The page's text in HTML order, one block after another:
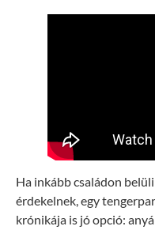
Ha inkább családon
érdekelnek, egy
krónikája is jó opció: